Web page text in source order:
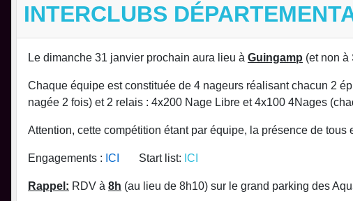
INTERCLUBS
Le dimanche 31 janvier prochain aura lieu à Guingamp (et non à
Chaque équipe est constituée de 4 nageurs réalisant chacun 2
nagée 2 fois) et 2 relais : 4x200 Nage Libre et 4x100 4Nages
Attention, cette compétition étant par équipe, la présence de tous
Engagements : ICI Start list: ICI
Rappel: RDV à 8h (au lieu de 8h10) sur le grand parking des